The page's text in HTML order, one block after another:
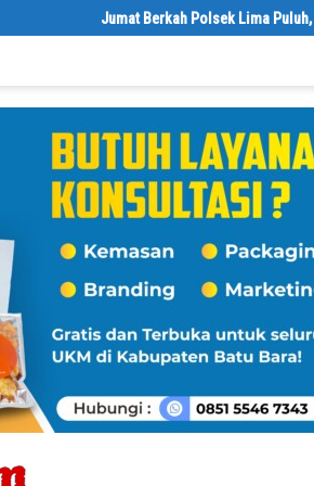
Jumat Berkah Polsek Lima Puluh,